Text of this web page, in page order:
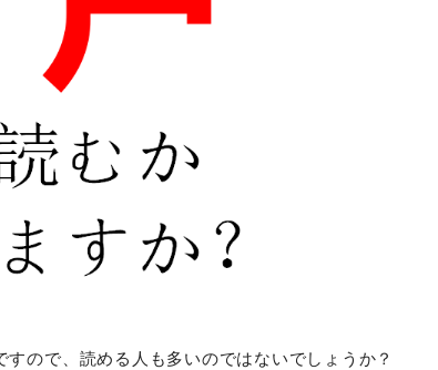
ので、読める人も多いのではないでしょうか？